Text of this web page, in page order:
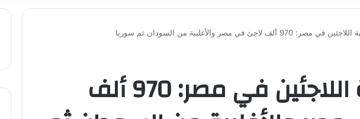
مصر: 970 ألف لاجئ في مصر والأغلبية من السودان ثم سوريا
مفوضية اللاجئين في مصر: 970 ألف